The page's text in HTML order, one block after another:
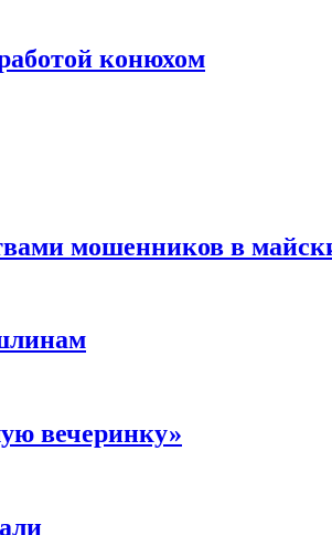
конюхом
мошенников в
вечеринку»